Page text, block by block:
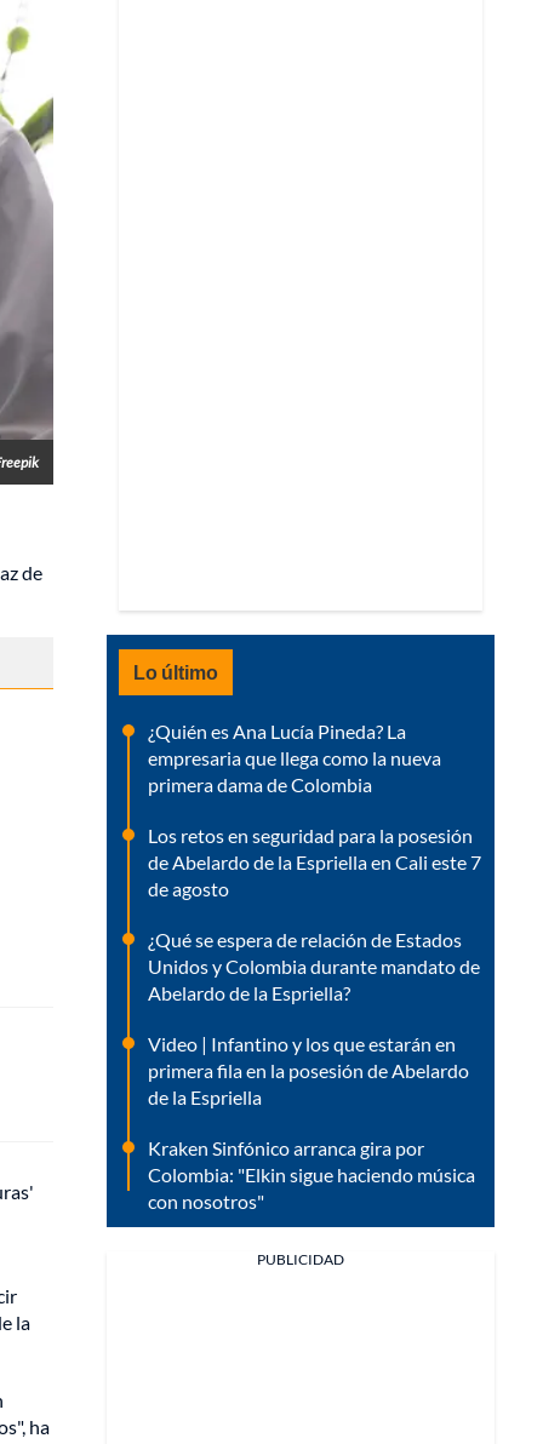
de
la
ha
Lo último
¿Quién es Ana Lucía Pineda? La
empresaria que llega como la nueva
primera dama de Colombia
Los retos en seguridad para la posesión
de Abelardo de la Espriella en Cali este 7
de agosto
¿Qué se espera de relación de Estados
Unidos y Colombia durante mandato de
Abelardo de la Espriella?
Video | Infantino y los que estarán en
primera fila en la posesión de Abelardo
de la Espriella
Kraken Sinfónico arranca gira por
Colombia: "Elkin sigue haciendo música
con nosotros"
PUBLICIDAD